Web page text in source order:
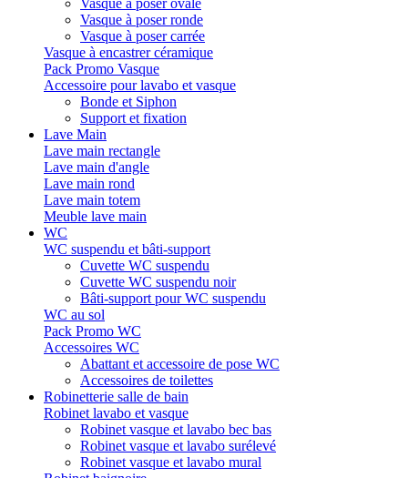
Vasque à poser ovale
Vasque à poser ronde
Vasque à poser carrée
Vasque à encastrer céramique
Pack Promo Vasque
Accessoire pour lavabo et vasque
Bonde et Siphon
Support et fixation
Lave Main
Lave main rectangle
Lave main d'angle
Lave main rond
Lave main totem
Meuble lave main
WC
WC suspendu et bâti-support
Cuvette WC suspendu
Cuvette WC suspendu noir
Bâti-support pour WC suspendu
WC au sol
Pack Promo WC
Accessoires WC
Abattant et accessoire de pose WC
Accessoires de toilettes
Robinetterie salle de bain
Robinet lavabo et vasque
Robinet vasque et lavabo bec bas
Robinet vasque et lavabo surélevé
Robinet vasque et lavabo mural